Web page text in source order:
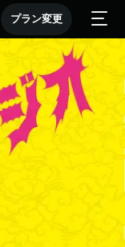
プラン変更